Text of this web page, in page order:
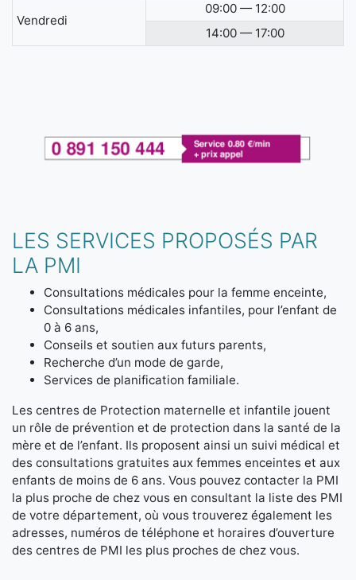
Vendredi
09:00 — 12:00
14:00 — 17:00
LES SERVICES PROPOSÉS PAR
LA PMI
Consultations médicales pour la femme enceinte,
Consultations médicales infantiles, pour l’enfant de
0 à 6 ans,
Conseils et soutien aux futurs parents,
Recherche d’un mode de garde,
Services de planification familiale.
Les centres de Protection maternelle et infantile jouent
un rôle de prévention et de protection dans la santé de la
mère et de l’enfant. Ils proposent ainsi un suivi médical et
des consultations gratuites aux femmes enceintes et aux
enfants de moins de 6 ans. Vous pouvez contacter la PMI
la plus proche de chez vous en consultant la liste des PMI
de votre département, où vous trouverez également les
adresses, numéros de téléphone et horaires d’ouverture
des centres de PMI les plus proches de chez vous.